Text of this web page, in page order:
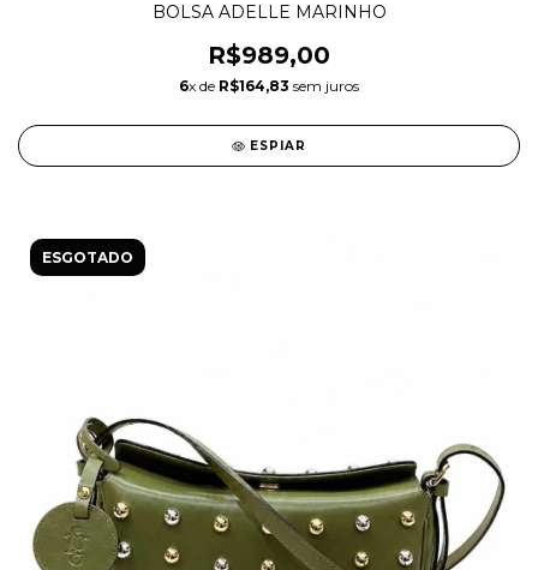
BOLSA ADELLE MARINHO
R$989,00
6x de R$164,83 sem juros
ESPIAR
ESGOTADO